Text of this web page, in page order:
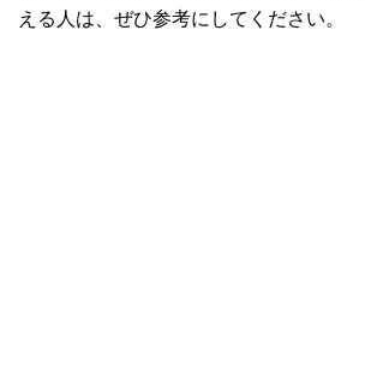
える人は、ぜひ参考にしてください。